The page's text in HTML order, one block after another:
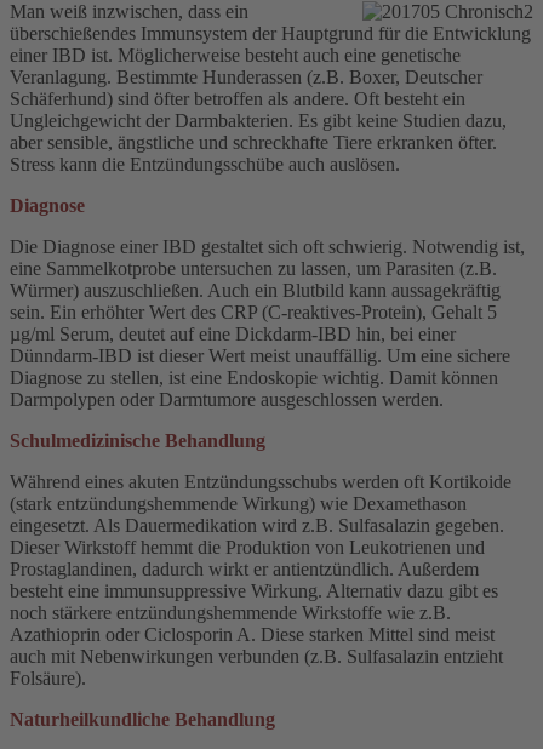
Man weiß inzwischen, dass ein
überschießendes Immunsystem der Hauptgrund für die Entwicklung
einer IBD ist. Möglicherweise besteht auch eine genetische
Veranlagung. Bestimmte Hunderassen (z.B. Boxer, Deutscher
Schäferhund) sind öfter betroffen als andere. Oft besteht ein
Ungleichgewicht der Darmbakterien. Es gibt keine Studien dazu,
aber sensible, ängstliche und schreckhafte Tiere erkranken öfter.
Stress kann die Entzündungsschübe auch auslösen.
Diagnose
Die Diagnose einer IBD gestaltet sich oft schwierig. Notwendig ist,
eine Sammelkotprobe untersuchen zu lassen, um Parasiten (z.B.
Würmer) auszuschließen. Auch ein Blutbild kann aussagekräftig
sein. Ein erhöhter Wert des CRP (C-reaktives-Protein), Gehalt 5
µg/ml Serum, deutet auf eine Dickdarm-IBD hin, bei einer
Dünndarm-IBD ist dieser Wert meist unauffällig. Um eine sichere
Diagnose zu stellen, ist eine Endoskopie wichtig. Damit können
Darmpolypen oder Darmtumore ausgeschlossen werden.
Schulmedizinische Behandlung
Während eines akuten Entzündungsschubs werden oft Kortikoide
(stark entzündungshemmende Wirkung) wie Dexamethason
eingesetzt. Als Dauermedikation wird z.B. Sulfasalazin gegeben.
Dieser Wirkstoff hemmt die Produktion von Leukotrienen und
Prostaglandinen, dadurch wirkt er antientzündlich. Außerdem
besteht eine immunsuppressive Wirkung. Alternativ dazu gibt es
noch stärkere entzündungshemmende Wirkstoffe wie z.B.
Azathioprin oder Ciclosporin A. Diese starken Mittel sind meist
auch mit Nebenwirkungen verbunden (z.B. Sulfasalazin entzieht
Folsäure).
Naturheilkundliche Behandlung